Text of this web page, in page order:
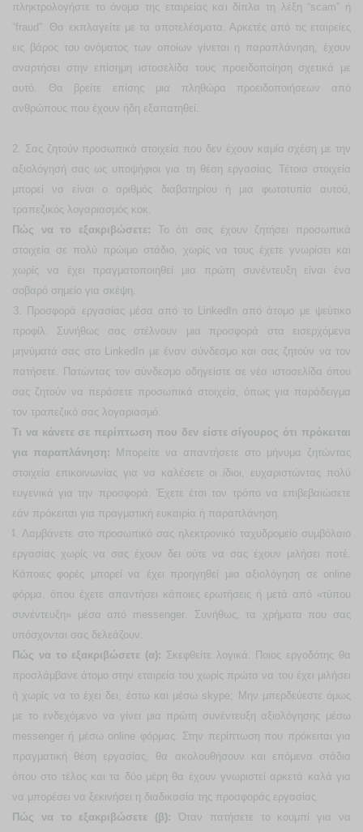
πληκτρολογήστε το όνομα της εταιρείας και δίπλα τη λέξη “scam” ή
“ fraud ”. Θα εκπλαγείτε με τα αποτελέσματα. Αρκετές από τις εταιρείες
εις βάρος του ονόματος των οποίων γίνεται η παραπλάνηση, έχουν
αναρτήσει στην επίσημη ιστοσελίδα τους προειδοποίηση σχετικά με
αυτό. Θα βρείτε επίσης μια πληθώρα προειδοποιήσεων από
ανθρώπους που έχουν ήδη εξαπατηθεί.
2. Σας ζητούν προσωπικά στοιχεία που δεν έχουν καμία σχέση με την
αξιολόγησή σας ως υποψήφιοι για τη θέση εργασίας. Τέτοια στοιχεία
μπορεί να είναι ο αριθμός διαβατηρίου ή μια φωτοτυπία αυτού,
τραπεζικός λογαριασμός κοκ.
Πώς να το εξακριβώσετε: Το ότι σας έχουν ζητήσει προσωπικά
στοιχεία σε πολύ πρώιμο στάδιο, χωρίς να τους έχετε γνωρίσει και
χωρίς να έχει πραγματοποιηθεί μια πρώτη συνέντευξη είναι ένα
σοβαρό σημείο για σκέψη.
Προσφορά εργασίας μέσα από το LinkedIn από άτομο με ψεύτικο
προφίλ. Συνήθως σας στέλνουν μια προσφορά στα εισερχόμενα
μηνύματά σας στο LinkedIn με έναν σύνδεσμο και σας ζητούν να τον
πατήσετε. Πατώντας τον σύνδεσμο οδηγείστε σε νέα ιστοσελίδα όπου
σας ζητούν να περάσετε προσωπικά στοιχεία, όπως για παράδειγμα
τον τραπεζικό σας λογαριασμό.
Τι να κάνετε σε περίπτωση που δεν είστε σίγουρος ότι πρόκειται
για παραπλάνηση: Μπορείτε να απαντήσετε στο μήνυμα ζητώντας
στοιχεία επικοινωνίας για να καλέσετε οι ίδιοι, ευχαριστώντας πολύ
ευγενικά για την προσφορά. Έχετε έτσι τον τρόπο να επιβεβαιώσετε
εάν πρόκειται για πραγματική ευκαιρία ή παραπλάνηση.
Λαμβάνετε στο προσωπικό σας ηλεκτρονικό ταχυδρομείο συμβόλαιο
εργασίας χωρίς να σας έχουν δει ούτε να σας έχουν μιλήσει ποτέ.
Κάποιες φορές μπορεί να έχει προηγηθεί μια αξιολόγηση σε online
φόρμα, όπου έχετε απαντήσει κάποιες ερωτήσεις ή μετά από «τύπου
συνέντευξη» μέσα από messenger. Συνήθως, τα χρήματα που σας
υπόσχονται σας δελεάζουν.
Πώς να το εξακριβώσετε (α): Σκεφθείτε λογικά. Ποιος εργοδότης θα
προσλάμβανε άτομο στην εταιρεία του χωρίς πρώτα να του έχει μιλήσει
ή χωρίς να το έχει δει, έστω και μέσω skype; Μην μπερδεύεστε όμως
με το ενδεχόμενο να γίνει μια πρώτη συνέντευξη αξιολόγησης μέσω
messenger ή μέσω online φόρμας. Στην περίπτωση που πρόκειται για
πραγματική θέση εργασίας, θα ακολουθήσουν και επόμενα στάδια
όπου στο τέλος και τα δύο μέρη θα έχουν γνωριστεί αρκετά καλά για
να μπορέσει να ξεκινήσει η διαδικασία της προσφοράς εργασίας.
Πώς να το εξακριβώσετε (β): Όταν πατήσετε το κουμπί για να